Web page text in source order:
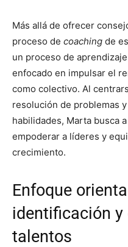
Más allá de ofrecer
proceso de coaching de
un proceso de
enfocado en impulsar el
como colectivo. Al
resolución de problemas
habilidades, Marta busca
empoderar a líderes y
crecimiento.
Enfoque
identificación y
talentos